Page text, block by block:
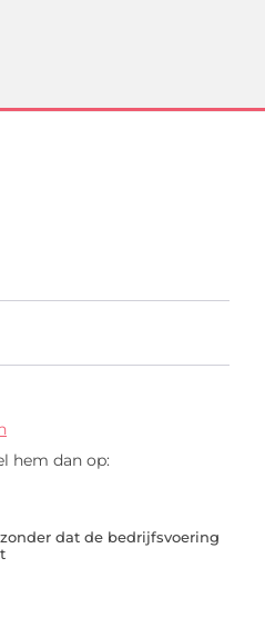
hem dan op:
dat de bedrijfsvoering